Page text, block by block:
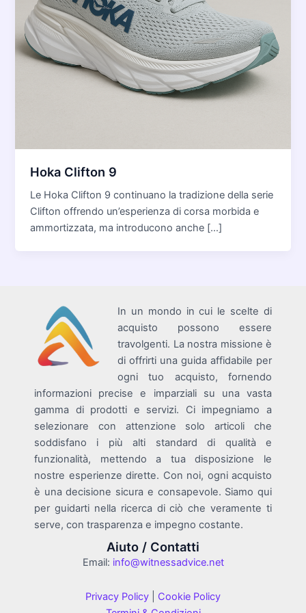
Hoka Clifton 9
Le Hoka Clifton 9 continuano la tradizione della serie
Clifton offrendo un’esperienza di corsa morbida e
ammortizzata, ma introducono anche […]
In un mondo in cui le scelte di
acquisto possono essere
travolgenti. La nostra missione è
di offrirti una guida affidabile per
ogni tuo acquisto, fornendo
informazioni precise e imparziali su una vasta
gamma di prodotti e servizi. Ci impegniamo a
selezionare con attenzione solo articoli che
soddisfano i più alti standard di qualità e
funzionalità, mettendo a tua disposizione le
nostre esperienze dirette. Con noi, ogni acquisto
è una decisione sicura e consapevole. Siamo qui
per guidarti nella ricerca di ciò che veramente ti
serve, con trasparenza e impegno costante.
Aiuto / Contatti
Email: info@witnessadvice.net
Privacy Policy
Cookie Policy